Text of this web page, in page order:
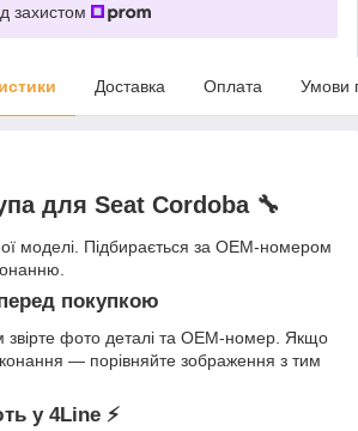
захистом
Доставка Оплата Умови
для Seat Cordoba 🔧
моделі. Підбирається за OEM-номером
покупкою
фото деталі та OEM-номер. Якщо
— порівняйте зображення з тим
у 4Line ⚡